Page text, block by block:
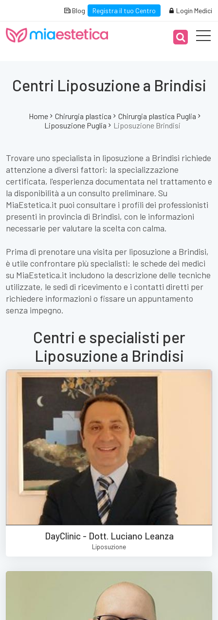
Blog Registra il tuo Centro Login Medici
Centri Liposuzione a Brindisi
Home Chirurgia plastica
Chirurgia plastica Puglia
Liposuzione Puglia
Liposuzione Brindisi
Trovare uno specialista in liposuzione a Brindisi richiede
attenzione a diversi fattori: la specializzazione
certificata, l'esperienza documentata nel trattamento e
la disponibilità a un consulto preliminare. Su
MiaEstetica.it puoi consultare i profili dei professionisti
presenti in provincia di Brindisi, con le informazioni
necessarie per valutare la scelta con calma.
Prima di prenotare una visita per liposuzione a Brindisi,
è utile confrontare più specialisti: le schede dei medici
su MiaEstetica.it includono la descrizione delle tecniche
utilizzate, le sedi di ricevimento e i contatti diretti per
richiedere informazioni o fissare un appuntamento
senza impegno.
Centri e specialisti per
Liposuzione a Brindisi
DayClinic - Dott. Luciano Leanza
Liposuzione